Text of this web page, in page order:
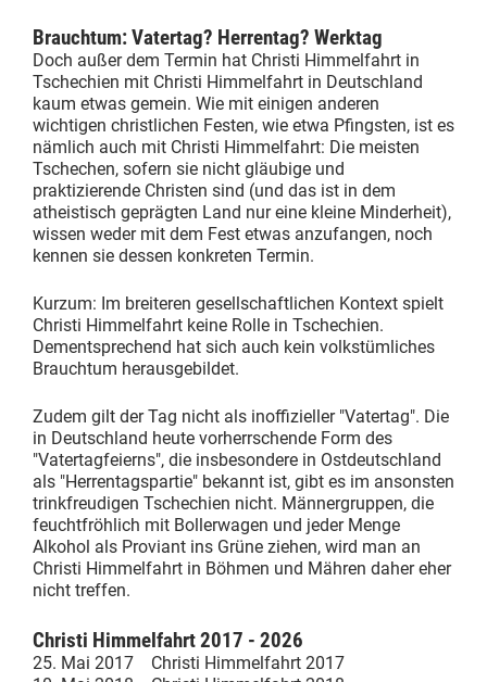
Brauchtum: Vatertag? Herrentag? Werktag
Doch außer dem Termin hat Christi Himmelfahrt in
Tschechien mit Christi Himmelfahrt in Deutschland
kaum etwas gemein. Wie mit einigen anderen
wichtigen christlichen Festen, wie etwa Pfingsten, ist es
nämlich auch mit Christi Himmelfahrt: Die meisten
Tschechen, sofern sie nicht gläubige und
praktizierende Christen sind (und das ist in dem
atheistisch geprägten Land nur eine kleine Minderheit),
wissen weder mit dem Fest etwas anzufangen, noch
kennen sie dessen konkreten Termin.
Kurzum: Im breiteren gesellschaftlichen Kontext spielt
Christi Himmelfahrt keine Rolle in Tschechien.
Dementsprechend hat sich auch kein volkstümliches
Brauchtum herausgebildet.
Zudem gilt der Tag nicht als inoffizieller "Vatertag". Die
in Deutschland heute vorherrschende Form des
"Vatertagfeierns", die insbesondere in Ostdeutschland
als "Herrentagspartie" bekannt ist, gibt es im ansonsten
trinkfreudigen Tschechien nicht. Männergruppen, die
feuchtfröhlich mit Bollerwagen und jeder Menge
Alkohol als Proviant ins Grüne ziehen, wird man an
Christi Himmelfahrt in Böhmen und Mähren daher eher
nicht treffen.
Christi Himmelfahrt 2017 - 2026
25. Mai 2017 Christi Himmelfahrt 2017